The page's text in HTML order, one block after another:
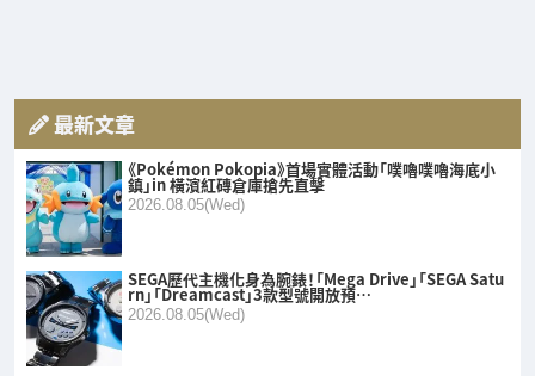
最新文章
《Pokémon Pokopia》首場實體活動「噗嚕噗嚕海底小
鎮」in 橫濱紅磚倉庫搶先直擊
2026.08.05(Wed)
SEGA歷代主機化身為腕錶！「Mega Drive」「SEGA Satu
rn」「Dreamcast」3款型號開放預…
2026.08.05(Wed)